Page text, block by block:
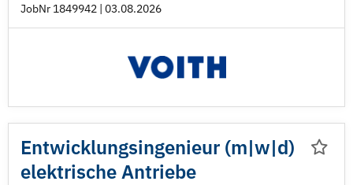
JobNr 1849942 | 03.08.2026
Entwicklungsingenieur (m|w|d)
elektrische Antriebe